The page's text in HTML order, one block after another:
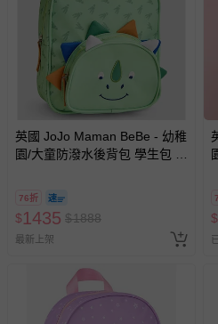
商品如因「價格、組合」等錯
會主動以簡訊及mail通知訂單
償。
英國 JoJo Maman BeBe - 幼稚
園/大童防潑水後背包 學生包 旅
76折
$1435 $1888
最新上架
$